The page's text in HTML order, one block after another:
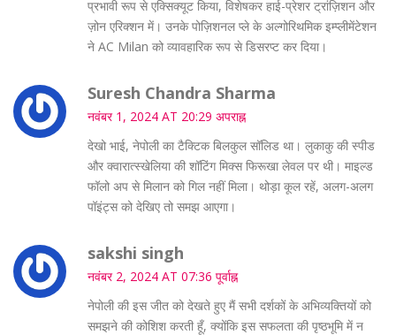
प्रभावी रूप से एक्सिक्यूट किया, विशेषकर हाई-प्रेशर ट्रांज़िशन और
ज़ोन एरिक्शन में। उनके पोज़िशनल प्ले के अल्गोरिथमिक इम्प्लीमेंटेशन
ने AC Milan को व्यावहारिक रूप से डिसरप्ट कर दिया।
Suresh Chandra Sharma
नवंबर 1, 2024 AT 20:29 अपराह्न
देखो भाई, नेपोली का टैक्टिक बिलकुल सॉलिड था। लुकाकु की स्पीड
और क्वारात्स्खेलिया की शॉटिंग मिक्स फिरूखा लेवल पर थी। माइल्ड
फॉलो अप से मिलान को गिल नहीं मिला। थोड़ा कूल रहें, अलग-अलग
पॉइंट्स को देखिए तो समझ आएगा।
sakshi singh
नवंबर 2, 2024 AT 07:36 पूर्वाह्न
नेपोली की इस जीत को देखते हुए मैं सभी दर्शकों के अभिव्यक्तियों को
समझने की कोशिश करती हूँ, क्योंकि इस सफलता की पृष्ठभूमि में न